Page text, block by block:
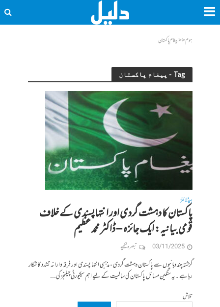
ہوم<<پیغام پاکستان
Tag - پیغام پاکستان
ہیڈلائنز
پاکستان کا دہشت گردی اور انتہاپسندی کے خلاف
قومی بیانیہ: ایک جائزہ – ڈاکٹر محمد عظیم
03/11/2025 تبصرہ لکھیے
گزشتہ چند دہائیوں سے پاکستان دہشت گردی ، مذہبی انتہا پسندی اور فرقہ وارانہ تشدد کا شکار
رہا ہے ۔یہ سنگین مسائل پاکستان کی سالمیت کے لیے اہم سیکیورٹی چیلنجز کی...
تلاش